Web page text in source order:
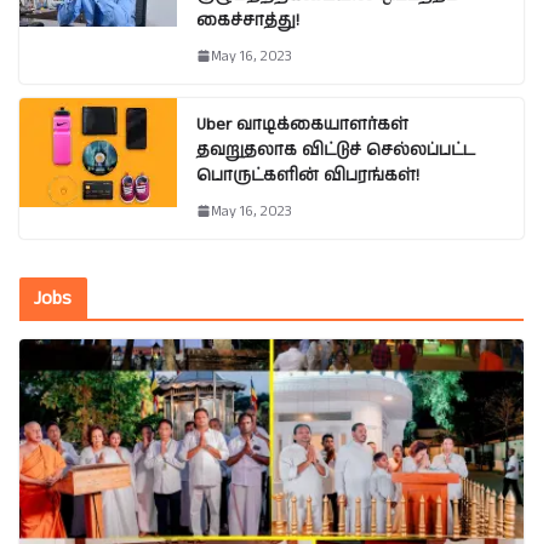
கைச்சாத்து!
May 16, 2023
Uber வாடிக்கையாளர்கள்
தவறுதலாக விட்டுச் செல்லப்பட்ட
பொருட்களின் விபரங்கள்!
May 16, 2023
Jobs